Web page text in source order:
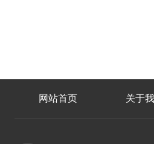
网站首页 关于